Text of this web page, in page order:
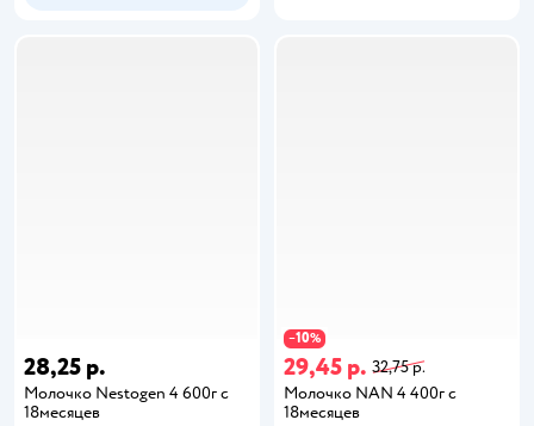
28,25 р.
Молочко Nestogen 4 600г с
18месяцев
−10%
29,45 р. 32,75 р.
Молочко NAN 4 400г с
18месяцев